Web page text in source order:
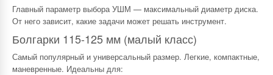
Главный параметр выбора УШМ — максимальный диаметр диска.
От него зависит, какие задачи может решать инструмент.
Болгарки 115-125 мм (малый класс)
Самый популярный и универсальный размер. Легкие, компактные,
маневренные. Идеальны для: